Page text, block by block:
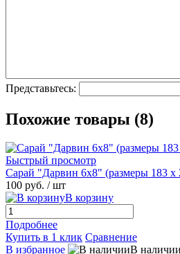
Представьтесь:
Похожие товары (8)
Быстрый просмотр
Сарай "Дарвин 6х8" (размеры 183 х
100 руб. / шт
В корзину
Подробнее
Купить в 1 клик Сравнение
В избранное
В наличии